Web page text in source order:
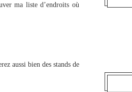
ma liste d’endroits où
aussi bien des stands de